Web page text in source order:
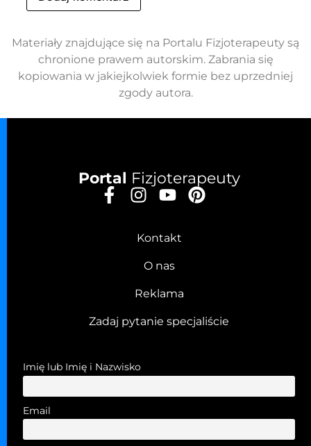
Materiały znajdujące się na Portalu Fizjoterapeuty są
chronione prawem autorskim. Zabrania się
kopiowania w jakiejkolwiek formie bez uprzedniej
zgody autora.
Portal Fizjoterapeuty
Kontakt
O nas
Reklama
Zadaj pytanie specjaliście
Imię lub Imię i Nazwisko
Email